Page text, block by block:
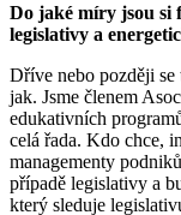
Do jaké míry jsou si
legislativy a
Dříve nebo později
jak. Jsme členem
edukativních
celá řada. Kdo chce,
managementy
případě legislativy a
který sleduje